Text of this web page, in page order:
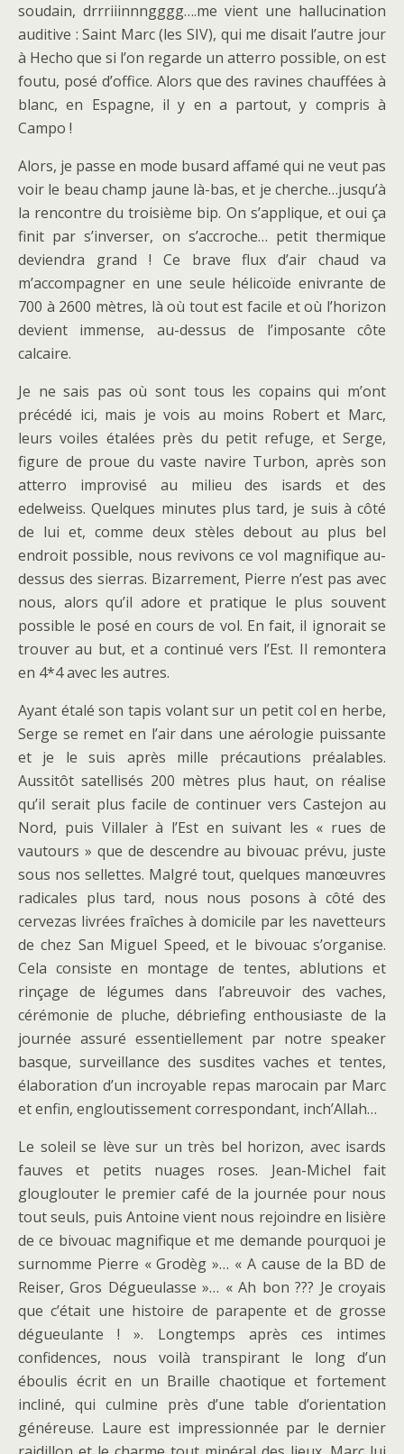
soudain, drrriiinnngggg….me vient une hallucination
auditive : Saint Marc (les SIV), qui me disait l’autre jour
à Hecho que si l’on regarde un atterro possible, on est
foutu, posé d’office. Alors que des ravines chauffées à
blanc, en Espagne, il y en a partout, y compris à
Campo !
Alors, je passe en mode busard affamé qui ne veut pas
voir le beau champ jaune là-bas, et je cherche…jusqu’à
la rencontre du troisième bip. On s’applique, et oui ça
finit par s’inverser, on s’accroche… petit thermique
deviendra grand ! Ce brave flux d’air chaud va
m’accompagner en une seule hélicoïde enivrante de
700 à 2600 mètres, là où tout est facile et où l’horizon
devient immense, au-dessus de l’imposante côte
calcaire.
Je ne sais pas où sont tous les copains qui m’ont
précédé ici, mais je vois au moins Robert et Marc,
leurs voiles étalées près du petit refuge, et Serge,
figure de proue du vaste navire Turbon, après son
atterro improvisé au milieu des isards et des
edelweiss. Quelques minutes plus tard, je suis à côté
de lui et, comme deux stèles debout au plus bel
endroit possible, nous revivons ce vol magnifique au-
dessus des sierras. Bizarrement, Pierre n’est pas avec
nous, alors qu’il adore et pratique le plus souvent
possible le posé en cours de vol. En fait, il ignorait se
trouver au but, et a continué vers l’Est. Il remontera
en 4*4 avec les autres.
Ayant étalé son tapis volant sur un petit col en herbe,
Serge se remet en l’air dans une aérologie puissante
et je le suis après mille précautions préalables.
Aussitôt satellisés 200 mètres plus haut, on réalise
qu’il serait plus facile de continuer vers Castejon au
Nord, puis Villaler à l’Est en suivant les « rues de
vautours » que de descendre au bivouac prévu, juste
sous nos sellettes. Malgré tout, quelques manœuvres
radicales plus tard, nous nous posons à côté des
cervezas livrées fraîches à domicile par les navetteurs
de chez San Miguel Speed, et le bivouac s’organise.
Cela consiste en montage de tentes, ablutions et
rinçage de légumes dans l’abreuvoir des vaches,
cérémonie de pluche, débriefing enthousiaste de la
journée assuré essentiellement par notre speaker
basque, surveillance des susdites vaches et tentes,
élaboration d’un incroyable repas marocain par Marc
et enfin, engloutissement correspondant, inch’Allah…
Le soleil se lève sur un très bel horizon, avec isards
fauves et petits nuages roses. Jean-Michel fait
glouglouter le premier café de la journée pour nous
tout seuls, puis Antoine vient nous rejoindre en lisière
de ce bivouac magnifique et me demande pourquoi je
surnomme Pierre « Grodèg »… « A cause de la BD de
Reiser, Gros Dégueulasse »… « Ah bon ??? Je croyais
que c’était une histoire de parapente et de grosse
dégueulante ! ». Longtemps après ces intimes
confidences, nous voilà transpirant le long d’un
éboulis écrit en un Braille chaotique et fortement
incliné, qui culmine près d’une table d’orientation
généreuse. Laure est impressionnée par le dernier